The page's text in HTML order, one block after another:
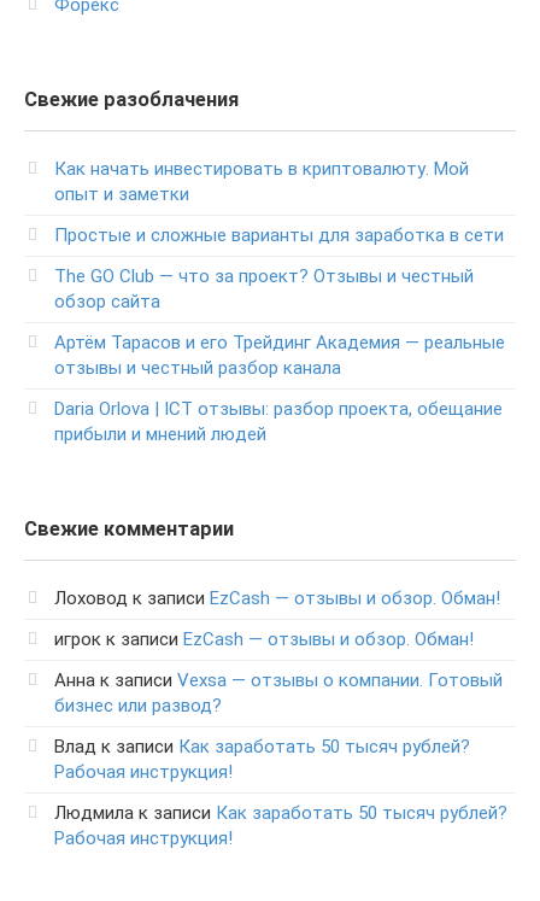
Форекс
Свежие разоблачения
Как начать инвестировать в криптовалюту. Мой
опыт и заметки
Простые и сложные варианты для заработка в сети
The GO Club — что за проект? Отзывы и честный
обзор сайта
Артём Тарасов и его Трейдинг Академия — реальные
отзывы и честный разбор канала
Daria Orlova | ICT отзывы: разбор проекта, обещание
прибыли и мнений людей
Свежие комментарии
Лоховод к записи EzCash — отзывы и обзор. Обман!
игрок к записи EzCash — отзывы и обзор. Обман!
Анна к записи Vexsa — отзывы о компании. Готовый
бизнес или развод?
Влад к записи Как заработать 50 тысяч рублей?
Рабочая инструкция!
Людмила к записи Как заработать 50 тысяч рублей?
Рабочая инструкция!